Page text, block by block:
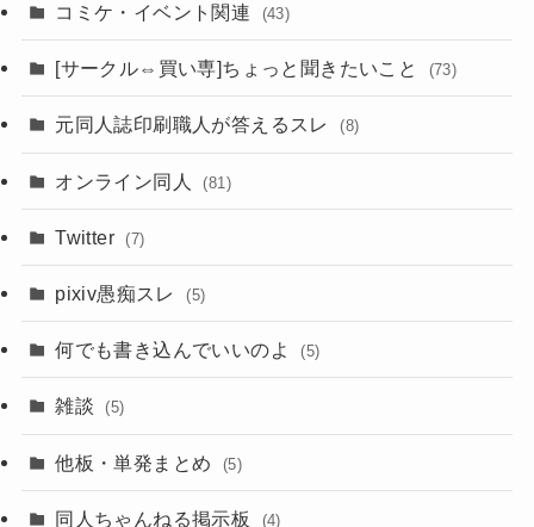
コミケ・イベント関連 (43)
[サークル⇔買い専]ちょっと聞きたいこと (73)
元同人誌印刷職人が答えるスレ (8)
オンライン同人 (81)
Twitter (7)
pixiv愚痴スレ (5)
何でも書き込んでいいのよ (5)
雑談 (5)
他板・単発まとめ (5)
同人ちゃんねる掲示板 (4)